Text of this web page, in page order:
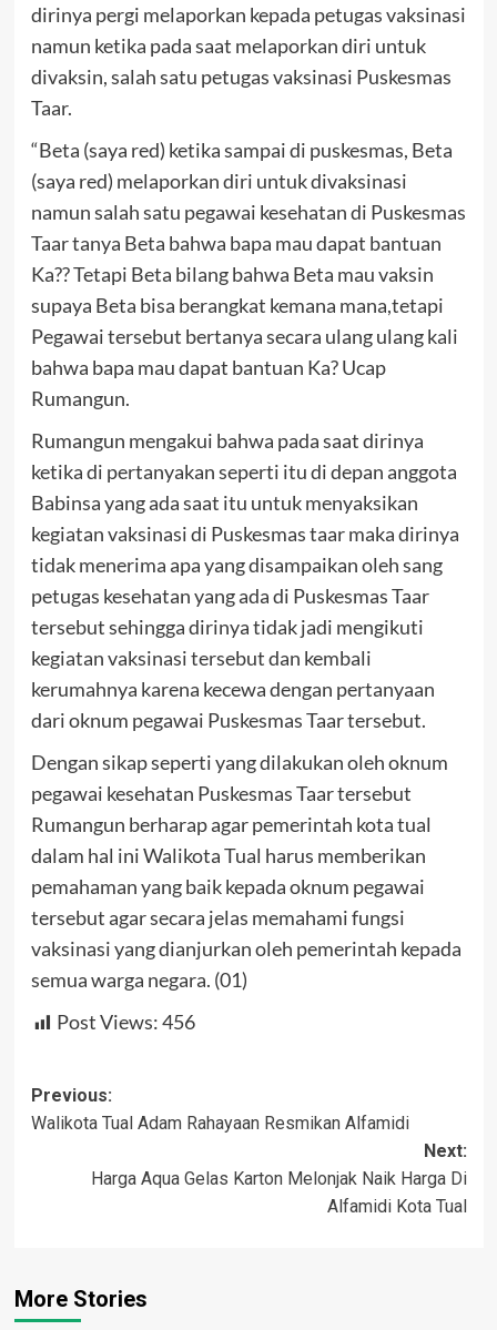
dirinya pergi melaporkan kepada petugas vaksinasi
namun ketika pada saat melaporkan diri untuk
divaksin, salah satu petugas vaksinasi Puskesmas
Taar.
“Beta (saya red) ketika sampai di puskesmas, Beta
(saya red) melaporkan diri untuk divaksinasi
namun salah satu pegawai kesehatan di Puskesmas
Taar tanya Beta bahwa bapa mau dapat bantuan
Ka?? Tetapi Beta bilang bahwa Beta mau vaksin
supaya Beta bisa berangkat kemana mana,tetapi
Pegawai tersebut bertanya secara ulang ulang kali
bahwa bapa mau dapat bantuan Ka? Ucap
Rumangun.
Rumangun mengakui bahwa pada saat dirinya
ketika di pertanyakan seperti itu di depan anggota
Babinsa yang ada saat itu untuk menyaksikan
kegiatan vaksinasi di Puskesmas taar maka dirinya
tidak menerima apa yang disampaikan oleh sang
petugas kesehatan yang ada di Puskesmas Taar
tersebut sehingga dirinya tidak jadi mengikuti
kegiatan vaksinasi tersebut dan kembali
kerumahnya karena kecewa dengan pertanyaan
dari oknum pegawai Puskesmas Taar tersebut.
Dengan sikap seperti yang dilakukan oleh oknum
pegawai kesehatan Puskesmas Taar tersebut
Rumangun berharap agar pemerintah kota tual
dalam hal ini Walikota Tual harus memberikan
pemahaman yang baik kepada oknum pegawai
tersebut agar secara jelas memahami fungsi
vaksinasi yang dianjurkan oleh pemerintah kepada
semua warga negara. (01)
Post Views:456
Post
navigation
Previous:
Walikota Tual Adam Rahayaan Resmikan Alfamidi
Next:
Harga Aqua Gelas Karton Melonjak Naik Harga Di
Alfamidi Kota Tual
More Stories